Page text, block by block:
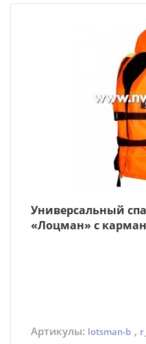
Универсальный
«Лоцман» с
Артикулы: lotsman-b ,